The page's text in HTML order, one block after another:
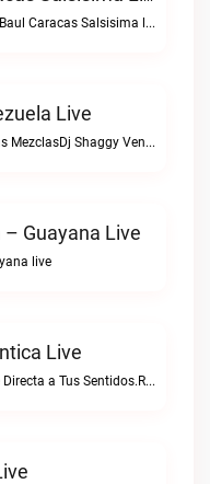
Lo mas sabrosoSalsa Baul Caracas Salsisima live
Live
El Cerebro Digital de las MezclasDj Shaggy Venezuela live
Guayana Live
live
Live
24 Con La Musica Que Directa a Tus Sentidos.Radio La Romantica live